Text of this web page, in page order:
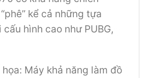
kể cả những tựa
hình cao như PUBG,
Máy khả năng làm đồ